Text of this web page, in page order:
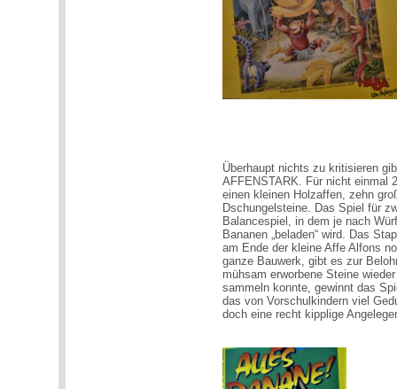
Überhaupt nichts zu kritisieren
AFFENSTARK. Für nicht einmal
einen kleinen Holzaffen, zehn
Dschungelsteine. Das Spiel für
Balancespiel, in dem je nach
Bananen „beladen“ wird. Das
am Ende der kleine Affe Alfons
ganze Bauwerk, gibt es zur
mühsam erworbene Steine
sammeln konnte, gewinnt das
das von Vorschulkindern viel
doch eine recht kipplige